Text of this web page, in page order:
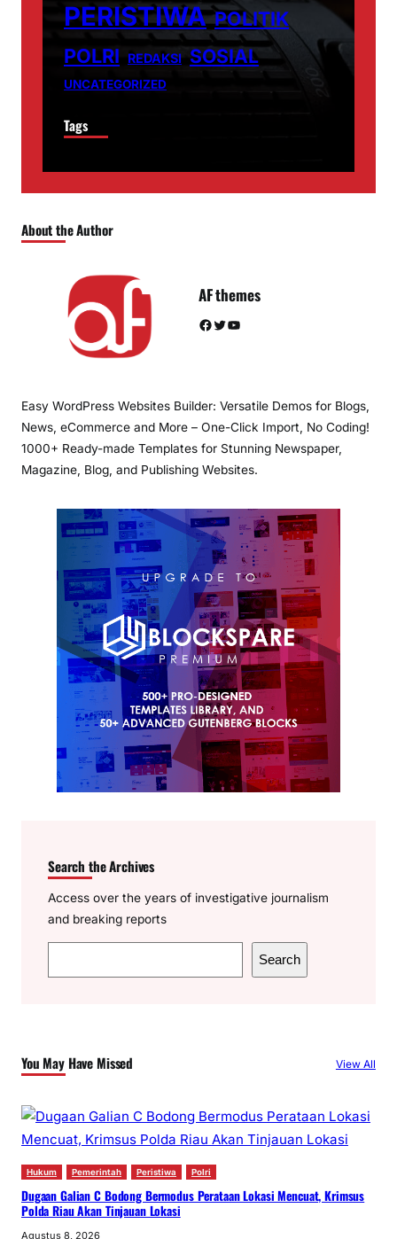
PERISTIWA POLITIK
POLRI
REDAKSI SOSIAL
UNCATEGORIZED
Tags
About the Author
AF themes
Facebook Twitter YouTube
Easy WordPress Websites Builder: Versatile Demos for Blogs,
News, eCommerce and More – One-Click Import, No Coding!
1000+ Ready-made Templates for Stunning Newspaper,
Magazine, Blog, and Publishing Websites.
Search the Archives
Access over the years of investigative journalism
and breaking reports
e
h
Search
You May Have Missed View All
Hukum Pemerintah Peristiwa Polri
Dugaan Galian C Bodong Bermodus Perataan Lokasi Mencuat, Krimsus
Polda Riau Akan Tinjauan Lokasi
Agustus 8, 2026